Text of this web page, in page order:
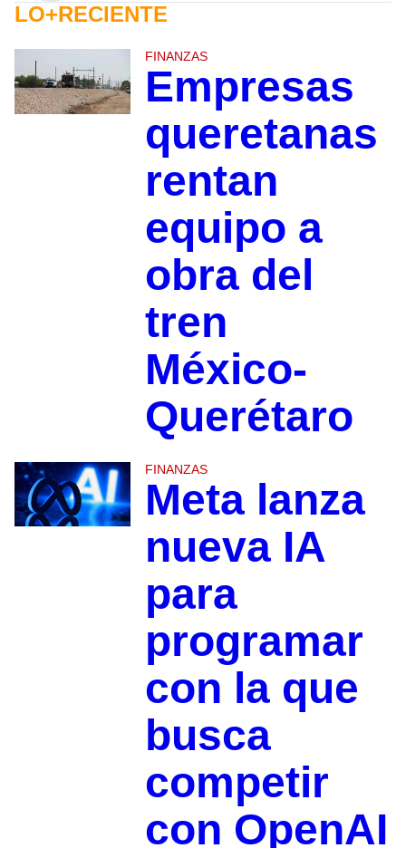
LO+RECIENTE
FINANZAS
Empresas
queretanas
rentan
equipo a
obra del
tren
México-
Querétaro
FINANZAS
Meta lanza
nueva IA
para
programar
con la que
busca
competir
con OpenAI